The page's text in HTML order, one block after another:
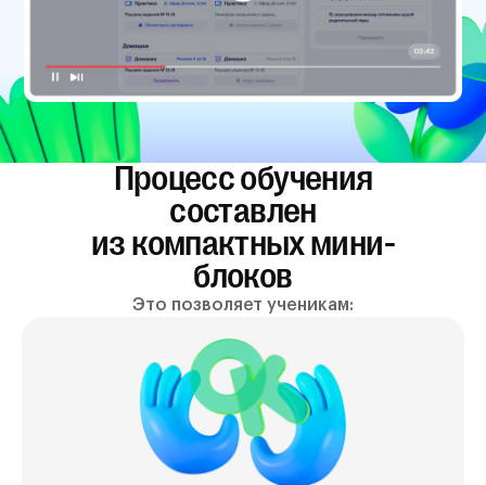
вам
Процесс обучения
составлен
из компактных мини-
блоков
Это позволяет ученикам: